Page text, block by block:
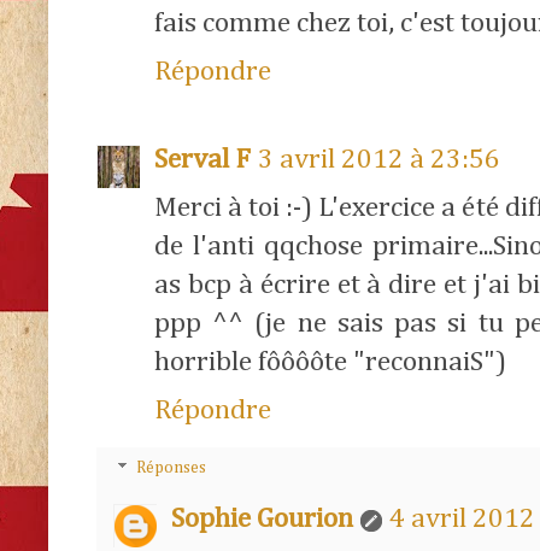
fais comme chez toi, c'est
Répondre
Serval F 3 avril 2012 à 23:56
Merci à toi :-) L'exercice a été
de l'anti qqchose
as bcp à écrire et à dire et j'ai
ppp ^^ (je ne sais pas si tu
horrible fôôôôte "reconnaiS")
Répondre
Réponses
Sophie Gourion
4 avril 2012